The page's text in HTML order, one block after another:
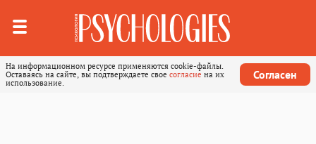
На информационном ресурсе применяются cookie-файлы.
Оставаясь на сайте, вы подтверждаете свое согласие на их
использование.
Согласен